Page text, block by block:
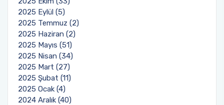
2025 Eylül (5)
2025 Temmuz (2)
2025 Haziran (2)
2025 Mayıs (51)
2025 Nisan (34)
2025 Mart (27)
2025 Şubat (11)
2025 Ocak (4)
2024 Aralık (40)
Manavgat Yabancı Diller Fakültesi
Mimarlık Fakültesi
Mühendislik Fakültesi
Sağlık Bilimleri Fakültesi